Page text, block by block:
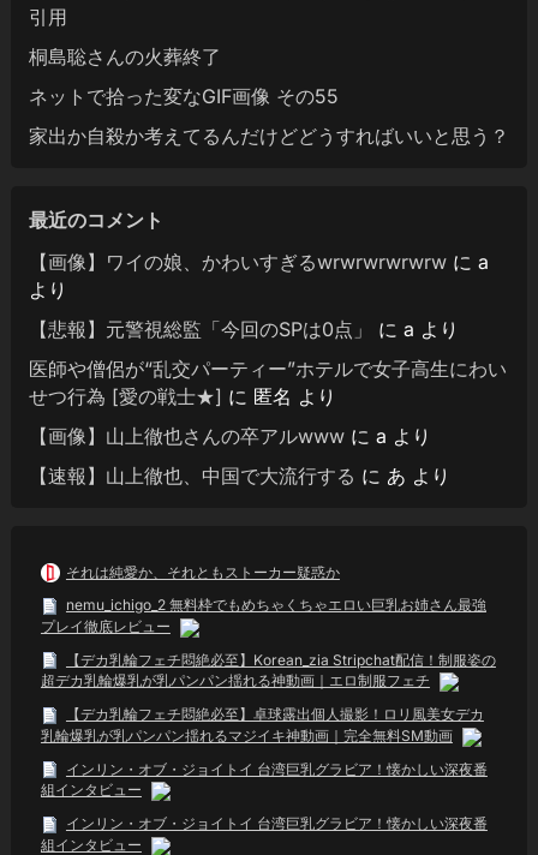
引用
桐島聡さんの火葬終了
ネットで拾った変なGIF画像 その55
家出か自殺か考えてるんだけどどうすればいいと思う？
最近のコメント
【画像】ワイの娘、かわいすぎるwrwrwrwrwrwに a
より
【悲報】元警視総監「今回のSPは0点」
に a より
医師や僧侶が“乱交パーティー”ホテルで女子高生にわい
せつ行為 [愛の戦士★] に 匿名 より
【画像】山上徹也さんの卒アルwwwに a より
【速報】山上徹也、中国で大流行する に あ より
それは純愛か、それともストーカー疑惑か
nemu_ichigo_2 無料枠でもめちゃくちゃエロい巨乳お姉さん最強
プレイ徹底レビュー
【デカ乳輪フェチ悶絶必至】Korean_zia Stripchat配信！制服姿の
超デカ乳輪爆乳が乳パンパン揺れる神動画｜エロ制服フェチ
【デカ乳輪フェチ悶絶必至】卓球露出個人撮影！ロリ風美女デカ
乳輪爆乳が乳パンパン揺れるマジイキ神動画｜完全無料SM動画
インリン・オブ・ジョイトイ 台湾巨乳グラビア！懐かしい深夜番
組インタビュー
インリン・オブ・ジョイトイ 台湾巨乳グラビア！懐かしい深夜番
組インタビュー